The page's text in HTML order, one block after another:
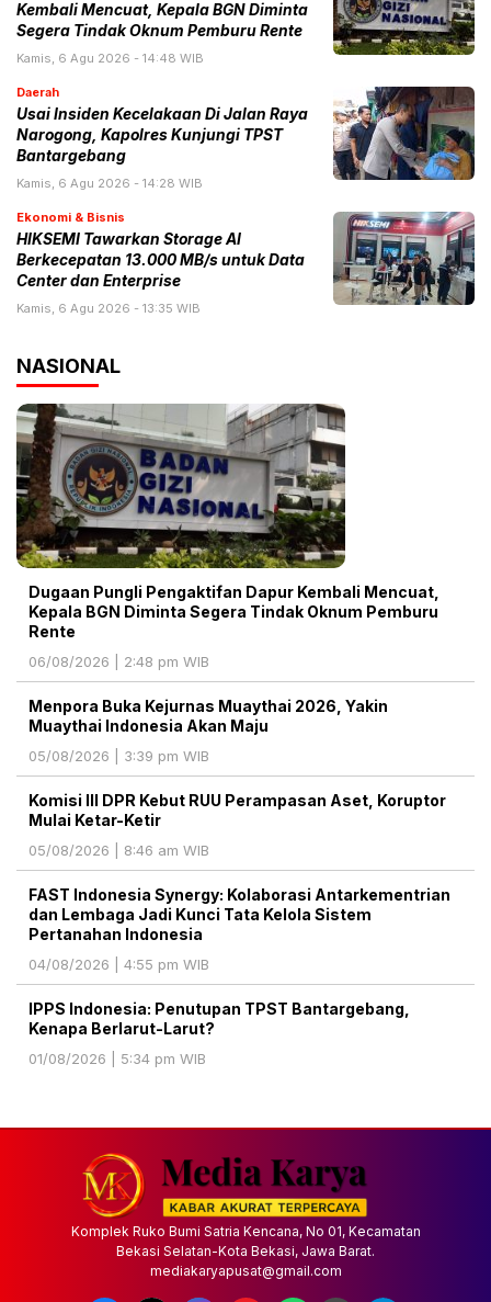
Kembali Mencuat, Kepala BGN Diminta
Segera Tindak Oknum Pemburu Rente
Kamis, 6 Agu 2026 - 14:48 WIB
Daerah
Usai Insiden Kecelakaan Di Jalan Raya
Narogong, Kapolres Kunjungi TPST
Bantargebang
Kamis, 6 Agu 2026 - 14:28 WIB
Ekonomi & Bisnis
HIKSEMI Tawarkan Storage AI
Berkecepatan 13.000 MB/s untuk Data
Center dan Enterprise
Kamis, 6 Agu 2026 - 13:35 WIB
NASIONAL
Dugaan Pungli Pengaktifan Dapur Kembali Mencuat,
Kepala BGN Diminta Segera Tindak Oknum Pemburu
Rente
06/08/2026 | 2:48 pm WIB
Menpora Buka Kejurnas Muaythai 2026, Yakin
Muaythai Indonesia Akan Maju
05/08/2026 | 3:39 pm WIB
Komisi III DPR Kebut RUU Perampasan Aset, Koruptor
Mulai Ketar-Ketir
05/08/2026 | 8:46 am WIB
FAST Indonesia Synergy: Kolaborasi Antarkementrian
dan Lembaga Jadi Kunci Tata Kelola Sistem
Pertanahan Indonesia
04/08/2026 | 4:55 pm WIB
IPPS Indonesia: Penutupan TPST Bantargebang,
Kenapa Berlarut-Larut?
01/08/2026 | 5:34 pm WIB
Komplek Ruko Bumi Satria Kencana, No 01, Kecamatan
Bekasi Selatan-Kota Bekasi, Jawa Barat.
mediakaryapusat@gmail.com